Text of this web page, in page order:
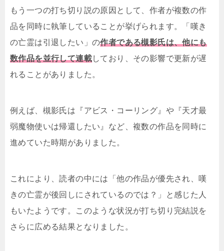
もう一つの打ち切り説の原因として、作者が複数の作
品を同時に執筆していることが挙げられます。「嘆き
の亡霊は引退したい」の作者である槻影氏は、他にも
数作品を並行して連載しており、その影響で更新が遅
れることがありました。
例えば、槻影氏は『アビス・コーリング』や『天才最
弱魔物使いは帰還したい』など、複数の作品を同時に
進めていた時期がありました。
これにより、読者の中には「他の作品が優先され、嘆
きの亡霊が後回しにされているのでは？」と感じた人
もいたようです。このような状況が打ち切り完結説を
さらに広める結果となりました。